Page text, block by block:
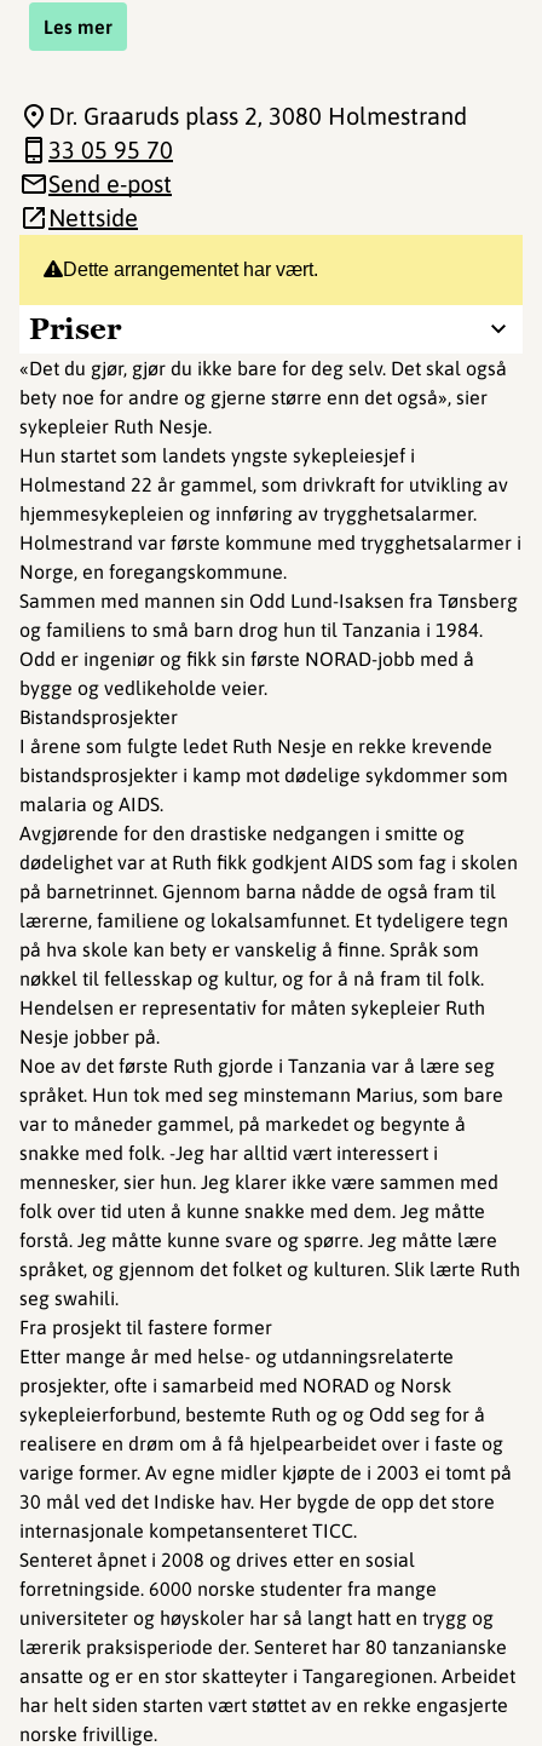
Les mer
Dette arrangementet har vært.
Priser
«Det du gjør, gjør du ikke bare for deg selv. Det skal også
bety noe for andre og gjerne større enn det også», sier
sykepleier Ruth Nesje.
Hun startet som landets yngste sykepleiesjef i
Holmestand 22 år gammel, som drivkraft for utvikling av
hjemmesykepleien og innføring av trygghetsalarmer.
Holmestrand var første kommune med trygghetsalarmer i
Norge, en foregangskommune.
Sammen med mannen sin Odd Lund-Isaksen fra Tønsberg
og familiens to små barn drog hun til Tanzania i 1984.
Odd er ingeniør og fikk sin første NORAD-jobb med å
bygge og vedlikeholde veier.
Bistandsprosjekter
I årene som fulgte ledet Ruth Nesje en rekke krevende
bistandsprosjekter i kamp mot dødelige sykdommer som
malaria og AIDS.
Avgjørende for den drastiske nedgangen i smitte og
dødelighet var at Ruth fikk godkjent AIDS som fag i skolen
på barnetrinnet. Gjennom barna nådde de også fram til
lærerne, familiene og lokalsamfunnet. Et tydeligere tegn
på hva skole kan bety er vanskelig å finne. Språk som
nøkkel til fellesskap og kultur, og for å nå fram til folk.
Hendelsen er representativ for måten sykepleier Ruth
Nesje jobber på.
Noe av det første Ruth gjorde i Tanzania var å lære seg
språket. Hun tok med seg minstemann Marius, som bare
var to måneder gammel, på markedet og begynte å
snakke med folk. -Jeg har alltid vært interessert i
mennesker, sier hun. Jeg klarer ikke være sammen med
folk over tid uten å kunne snakke med dem. Jeg måtte
forstå. Jeg måtte kunne svare og spørre. Jeg måtte lære
språket, og gjennom det folket og kulturen. Slik lærte Ruth
seg swahili.
Fra prosjekt til fastere former
Etter mange år med helse- og utdanningsrelaterte
prosjekter, ofte i samarbeid med NORAD og Norsk
sykepleierforbund, bestemte Ruth og og Odd seg for å
realisere en drøm om å få hjelpearbeidet over i faste og
varige former. Av egne midler kjøpte de i 2003 ei tomt på
30 mål ved det Indiske hav. Her bygde de opp det store
internasjonale kompetansenteret TICC.
Senteret åpnet i 2008 og drives etter en sosial
forretningside. 6000 norske studenter fra mange
universiteter og høyskoler har så langt hatt en trygg og
lærerik praksisperiode der. Senteret har 80 tanzanianske
ansatte og er en stor skatteyter i Tangaregionen. Arbeidet
har helt siden starten vært støttet av en rekke engasjerte
norske frivillige.
Dr. Graaruds plass 2, 3080 Holmestrand
33 05 95 70
Send e-post
Nettside